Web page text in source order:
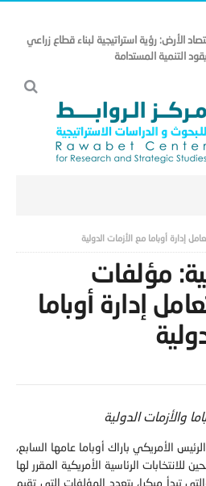
منظومة الأمن الخليجي العربي .. (18)
إدارة أوباما مع الأزمات الدولية
مؤلفات
إدارة أوباما
للانتخابات الرئاسية الأمريكية المقرر لها
من نوفمبر‮ ‬2016،‮ ‬والتي تبدأ مبكرا، بتعدد المؤلفات التي تقيم